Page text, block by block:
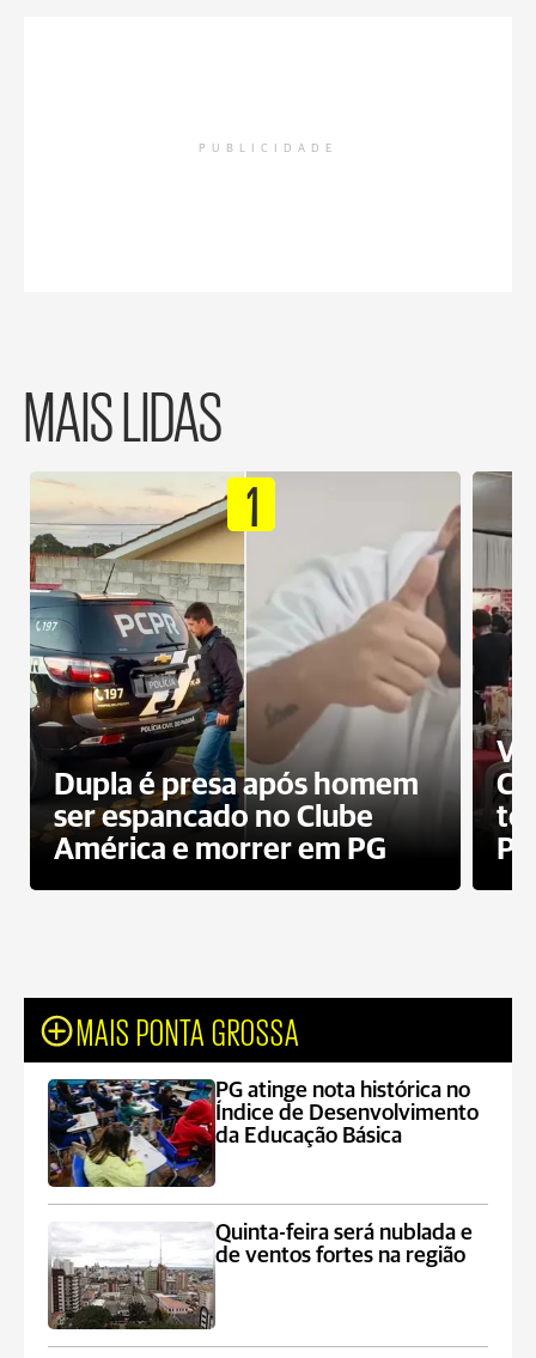
PUBLICIDADE
MAIS LIDAS
1
Dupla é presa após homem
ser espancado no Clube
América e morrer em PG
PG
MAIS PONTA GROSSA
PG atinge nota histórica no
Índice de Desenvolvimento
da Educação Básica
Quinta-feira será nublada e
de ventos fortes na região